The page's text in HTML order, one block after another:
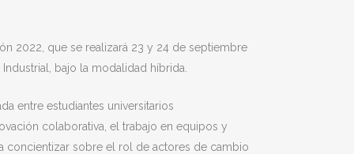
2022, que se realizará 23 y 24 de septiembre
bajo la modalidad híbrida.
entre estudiantes universitarios
colaborativa, el trabajo en equipos y
concientizar sobre el rol de actores de cambio